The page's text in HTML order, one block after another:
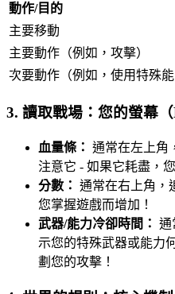
動作/目的
主要移動
主要動作（例如，攻擊）
次要動作（例如，使用特殊能
3. 讀取戰場：您的螢幕（
血量條： 通常在左上角
注意它 - 如果它耗盡，
分數： 通常在右上角，
您掌握遊戲而增加！
武器/能力冷卻時間： 通
示您的特殊武器或能力
劃您的攻擊！